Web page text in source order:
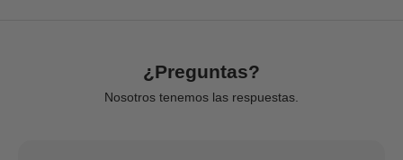
¿Preguntas?
Nosotros tenemos las respuestas.